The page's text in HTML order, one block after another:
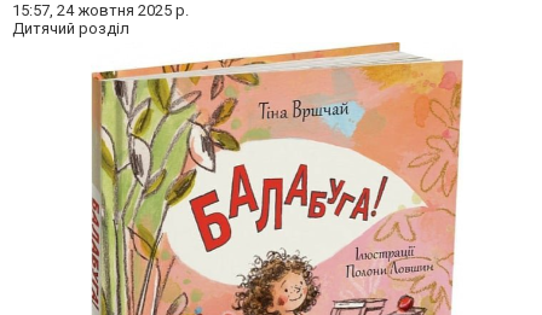
15:57, 24 жовтня 2025 р.
Дитячий розділ